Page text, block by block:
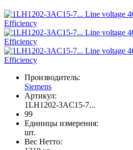
Производитель:
Siemens
Артикул:
1LH1202-3AC15-7...
99
Единицы измерения:
шт.
Вес Нетто: